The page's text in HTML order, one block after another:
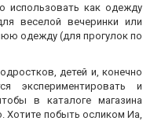
использовать как одежду
веселой вечеринки или
одежду (для прогулок по
детей и, конечно
экспериментировать и
в каталоге магазина
Хотите побыть осликом Иа,